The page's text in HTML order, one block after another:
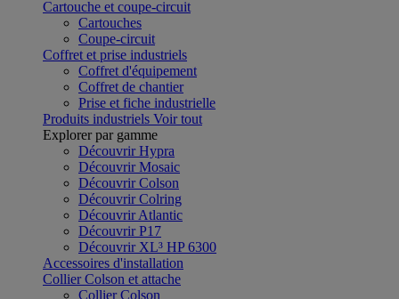
Cartouche et coupe-circuit
Cartouches
Coupe-circuit
Coffret et prise industriels
Coffret d'équipement
Coffret de chantier
Prise et fiche industrielle
Produits industriels Voir tout
Explorer par gamme
Découvrir Hypra
Découvrir Mosaic
Découvrir Colson
Découvrir Colring
Découvrir Atlantic
Découvrir P17
Découvrir XL³ HP 6300
Accessoires d'installation
Collier Colson et attache
Collier Colson